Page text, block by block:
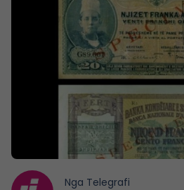
Nga Telegrafi